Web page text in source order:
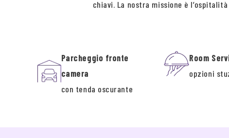
chiavi. La nostra missione è
Parcheggio fronte
camera
con tenda oscurante
Room
opzioni